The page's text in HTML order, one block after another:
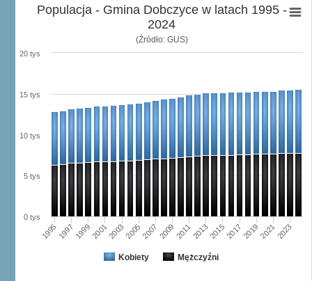
Populacja - Gmina Dobczyce w latach 1995 -
2024
(Źródło: GUS)
Kobiety Mężczyźni
1995199719992001200320052007 20092011201320152017201920212023
0 tys
5 tys
10 tys
15 tys
20 tys